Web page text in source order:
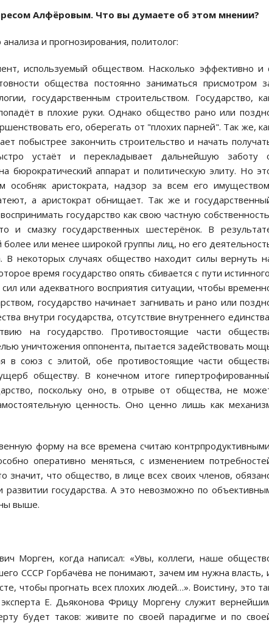
Алфёровым. Что вы думаете об этом мнении?
и прогнозирования, политолог:
используемый обществом. Насколько эффективно и
общества постоянно заниматься присмотром
государственным строительством. Государство,
в плохие руки. Однако общество рано или
его, оберегать от "плохих парней". Так же,
побыстрее закончить строительство и начать
устаёт и перекладывает дальнейшую заботу
бюрократический аппарат и политическую элиту. Но
особняк аристократа, надзор за всем его
а аристократ обнищает. Так же и
государство как свою частную
смазку государственных шестерёнок. В
более или менее широкой группы лиц, но его
некоторых случаях общество находит силы вернуть
время государство опять сбивается с пути
или адекватного восприятия ситуации, чтобы
государство начинает загнивать и рано или
внутри государства, отсутствие внутреннего
на государство. Противостоящие части
уничтожения оппонента, пытается задействовать
в союз с элитой, обе противостоящие части
обществу. В конечном итоге
поскольку оно, в отрыве от общества, не
ценность. Оно ценно лишь как
форму на все времена считаю
оперативно меняться, с изменением
значит, что общество, в лице всех своих членов,
государства. А это невозможно по
выше.
Морген, когда написал: «Увы, коллеги, наше
СССР Горбачёва не понимают, зачем им нужна власть,
чтобы прогнать всех плохих людей…». Воистину, это
Е. Дьяконова Фрицу Моргену служит
будет таков: живите по своей парадигме и по